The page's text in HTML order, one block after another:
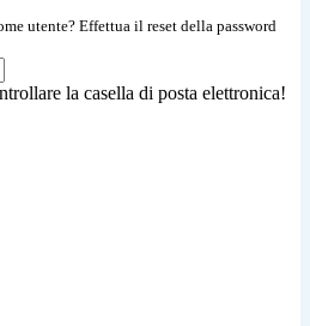
utente? Effettua il reset della password
la casella di posta elettronica!